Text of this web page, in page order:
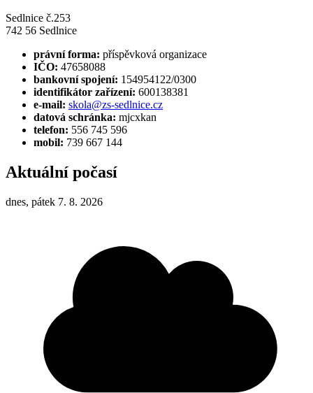
Sedlnice č.253
742 56 Sedlnice
právní forma: příspěvková organizace
IČO: 47658088
bankovní spojení: 154954122/0300
identifikátor zařízení: 600138381
e-mail: skola@zs-sedlnice.cz
datová schránka: mjcxkan
telefon: 556 745 596
mobil: 739 667 144
Aktuální počasí
dnes, pátek 7. 8. 2026